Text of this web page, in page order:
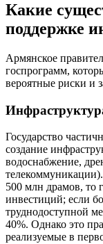
Какие
поддержке
Армянское
госпрограмм,
вероятные риски и
Государство
создание
водоснабжение,
500 млн драмов, то
инвестиций; если
труднодоступной
40%. Однако это
реализуемые в